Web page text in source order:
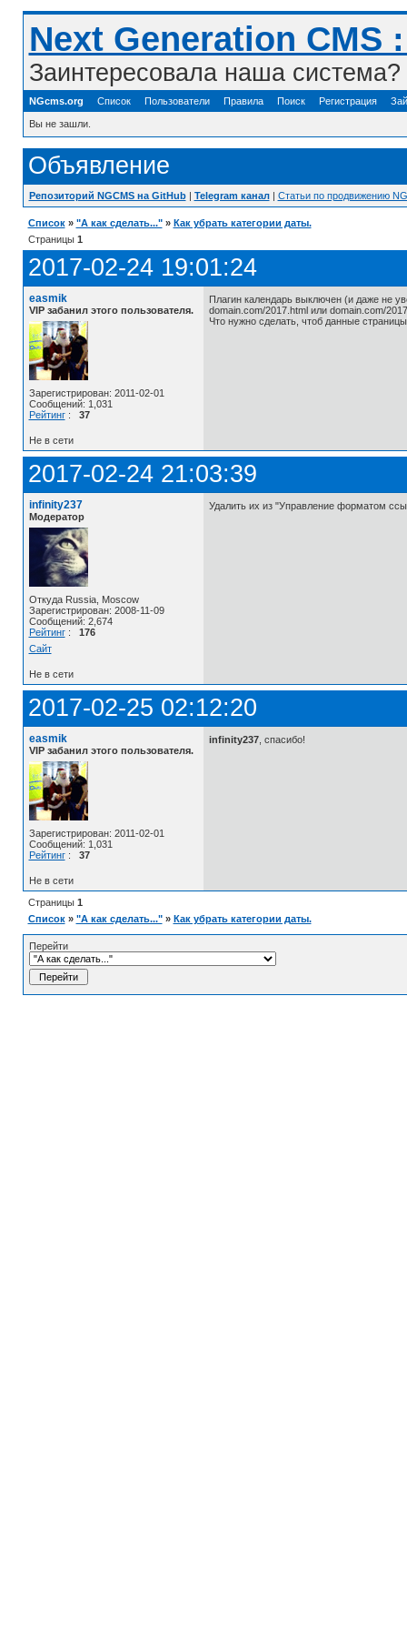
Next Generation
Заинтересовала наша
NGcms.org Список Пользователи Правила Поиск Регистрация
Вы не зашли.
Объявление
Репозиторий NGCMS на GitHub| Telegram канал| Статьи по продвижению
Список » "А как сделать..." » Как убрать категории даты.
Страницы 1
2017-02-24 19:01:24
easmik
VIP забанил этого пользователя.
Зарегистрирован: 2011-02-01
Сообщений: 1,031
Рейтинг: 37
Плагин календарь выключен (и даже не
domain.com/2017.html или domain.com/
Что нужно сделать, чтоб данные
Не в сети
2017-02-24 21:03:39
infinity237
Модератор
Откуда Russia, Moscow
Зарегистрирован: 2008-11-09
Сообщений: 2,674
Рейтинг: 176
Сайт
Удалить их из "Управление форматом
Не в сети
2017-02-25 02:12:20
easmik
VIP забанил этого пользователя.
Зарегистрирован: 2011-02-01
Сообщений: 1,031
Рейтинг: 37
infinity237, спасибо!
Не в сети
Страницы 1
Список » "А как сделать..." » Как убрать категории даты.
Перейти